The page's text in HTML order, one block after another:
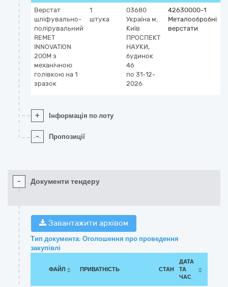
Верстат
шліфувально-
полірувальний
REMET
INNOVATION
200M з
механічною
голівкою на 1
зразок
1
штука
03680
Україна м.
Київ
ПРОСПЕКТ
НАУКИ,
будинок
46
по 31-12-
2026
42630000-1
Металообробні
верстати
+ Інформація по лоту
- Пропозиції
- Документи тендеру
Завантажити архівом
Тип документа: Оголошення про проведення
закупівлі
ФАЙЛ ПРИВАТНІСТЬ СТАН
ДАТА
ТА
ЧАС